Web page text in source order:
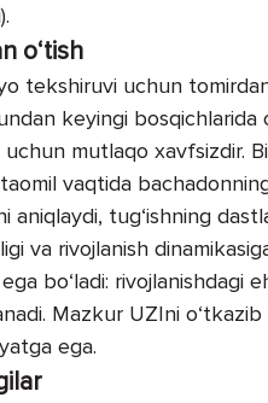
o‘tish
tekshiruvi uchun
keyingi bosqichlarida
mutlaqo xavfsizdir.
vaqtida
aniqlaydi, tug‘ishning
va rivojlanish
bo‘ladi: rivojlanishdagi
Mazkur UZIni
ega.